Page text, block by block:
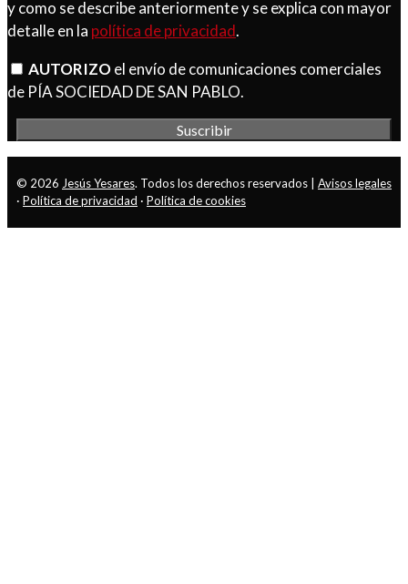
y como se describe anteriormente y se explica con mayor
detalle en la política de privacidad.
AUTORIZOel envío de comunicaciones comerciales
de PÍA SOCIEDAD DE SAN PABLO.
© 2026 Jesús Yesares. Todos los derechos reservados | Avisos legales
· Política de privacidad · Política de cookies